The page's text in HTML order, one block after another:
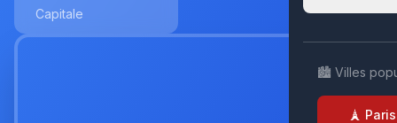
🏙️ Villes
🗼 Paris
Capitale